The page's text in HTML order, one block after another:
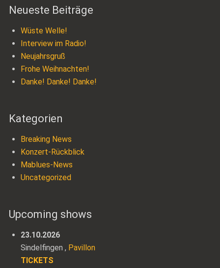
Neueste Beiträge
Wüste Welle!
Interview im Radio!
Neujahrsgruß
Frohe Weihnachten!
Danke! Danke! Danke!
Kategorien
Breaking News
Konzert-Rückblick
Mablues-News
Uncategorized
Upcoming shows
23.10.2026
Sindelfingen , Pavillon
TICKETS